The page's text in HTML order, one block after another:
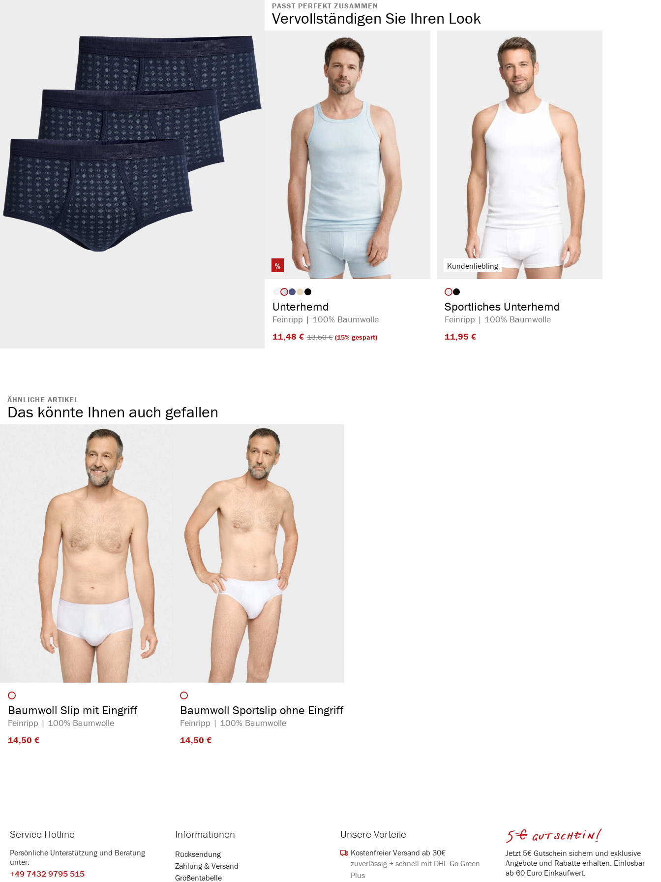
PASST PERFEKT ZUSAMMEN
Vervollständigen Sie Ihren Look
%
Artikelfarbe
Unterhemd
Feinripp | 100% Baumwolle
11,48 €​ 13,50 €​(15% gespart)
Kundenliebling
Artikelfarbe
Sportliches Unterhemd
Feinripp | 100% Baumwolle
11,95 €​
ÄHNLICHE ARTIKEL
Das könnte Ihnen auch gefallen
Artikelfarbe
Baumwoll Slip mit Eingriff
Feinripp | 100% Baumwolle
14,50 €​
Artikelfarbe
Baumwoll Sportslip ohne Eingriff
Feinripp | 100% Baumwolle
14,50 €​
Service-Hotline
Persönliche Unterstützung und Beratung
unter:
+49 7432 9795 515
Informationen
Rücksendung
Zahlung & Versand
Größentabelle
Unsere Vorteile
Kostenfreier Versand ab 30€
zuverlässig + schnell mit DHL Go Green
Plus
5€ gutschein!
Jetzt 5€ Gutschein sichern und exklusive
Angebote und Rabatte erhalten. Einlösbar
ab 60 Euro Einkaufwert.